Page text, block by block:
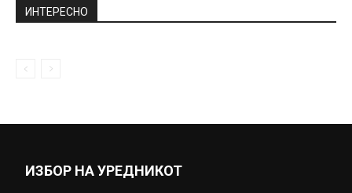
ИНТЕРЕСНО
ИЗБОР НА УРЕДНИКОТ